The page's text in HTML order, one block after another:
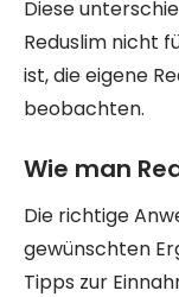
Diese
Reduslim nicht
ist, die eigene
beobachten.
Wie man
Die richtige
gewünschten
Tipps zur